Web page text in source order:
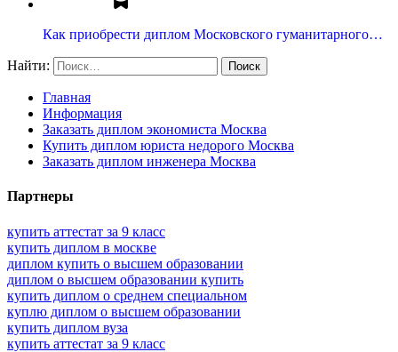
Как приобрести диплом Московского гуманитарного…
Найти:
Главная
Информация
Заказать диплом экономиста Москва
Купить диплом юриста недорого Москва
Заказать диплом инженера Москва
Партнеры
купить аттестат за 9 класс
купить диплом в москве
диплом купить о высшем образовании
диплом о высшем образовании купить
купить диплом о среднем специальном
куплю диплом о высшем образовании
купить диплом вуза
купить аттестат за 9 класс